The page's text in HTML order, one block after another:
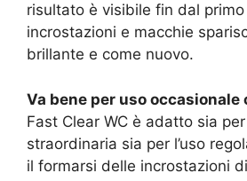
risultato è visibile fin dal
incrostazioni e macchie
brillante e come nuovo.
Va bene per uso occasionale
Fast Clear WC è adatto sia
straordinaria sia per l’uso
il formarsi delle incrostazioni